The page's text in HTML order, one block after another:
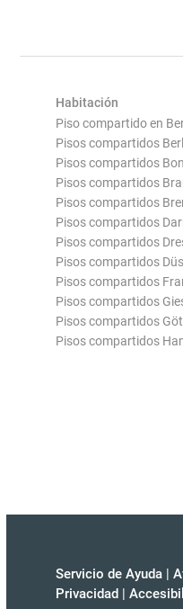
Habitación
Piso compartido en
Pisos compartidos
Pisos compartidos
Pisos compartidos
Pisos compartidos
Pisos compartidos
Pisos compartidos
Pisos compartidos
Pisos compartidos
Pisos compartidos
Pisos compartidos
Pisos compartidos
Servicio de Ayuda |
Privacidad |